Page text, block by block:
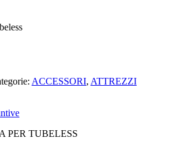
ACCESSORI, ATTREZZI
PER TUBELESS